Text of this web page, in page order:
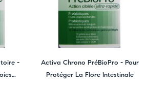
-
Activa Chrono PréBioPro - Pour
Protéger La Flore Intestinale